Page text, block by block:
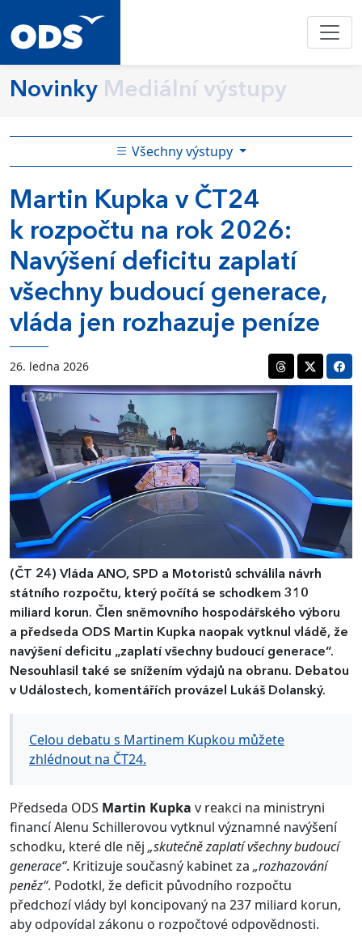
Novinky Mediální výstupy
Všechny výstupy
Martin Kupka v ČT24
k rozpočtu na rok 2026:
Navýšení deficitu zaplatí
všechny budoucí generace,
vláda jen rozhazuje peníze
26. ledna 2026
(ČT 24) Vláda ANO, SPD a Motoristů schválila návrh
státního rozpočtu, který počítá se schodkem 310
miliard korun. Člen sněmovního hospodářského výboru
a předseda ODS Martin Kupka naopak vytknul vládě, že
navýšení deficitu „zaplatí všechny budoucí generace“.
Nesouhlasil také se snížením výdajů na obranu. Debatou
v Událostech, komentářích provázel Lukáš Dolanský.
Celou debatu s Martinem Kupkou můžete
zhlédnout na ČT24.
Předseda ODS Martin Kupka v reakci na ministryni
financí Alenu Schillerovou vytknul významné navýšení
schodku, které dle něj „skutečně zaplatí všechny budoucí
generace“. Kritizuje současný kabinet za „rozhazování
peněz“. Podotkl, že deficit původního rozpočtu
předchozí vlády byl koncipovaný na 237 miliard korun,
aby odpovídal zákonu o rozpočtové odpovědnosti.